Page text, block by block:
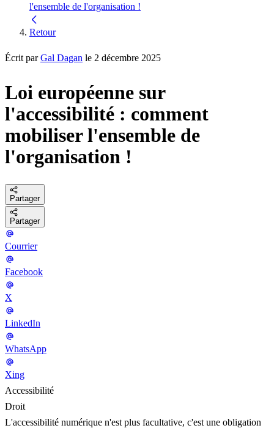
l'ensemble de l'organisation !
Retour
Écrit parGal Dagan le 2 décembre 2025
Loi européenne sur
l'accessibilité : comment
mobiliser l'ensemble de
l'organisation !
Partager
Partager
Courrier
Facebook
X
LinkedIn
WhatsApp
Xing
Accessibilité
Droit
L'accessibilité numérique n'est plus facultative, c'est une obligation